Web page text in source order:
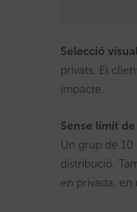
Selecció
privats. El
impacte.
Sense límit
Un grup de 10
distribució.
en privada, en